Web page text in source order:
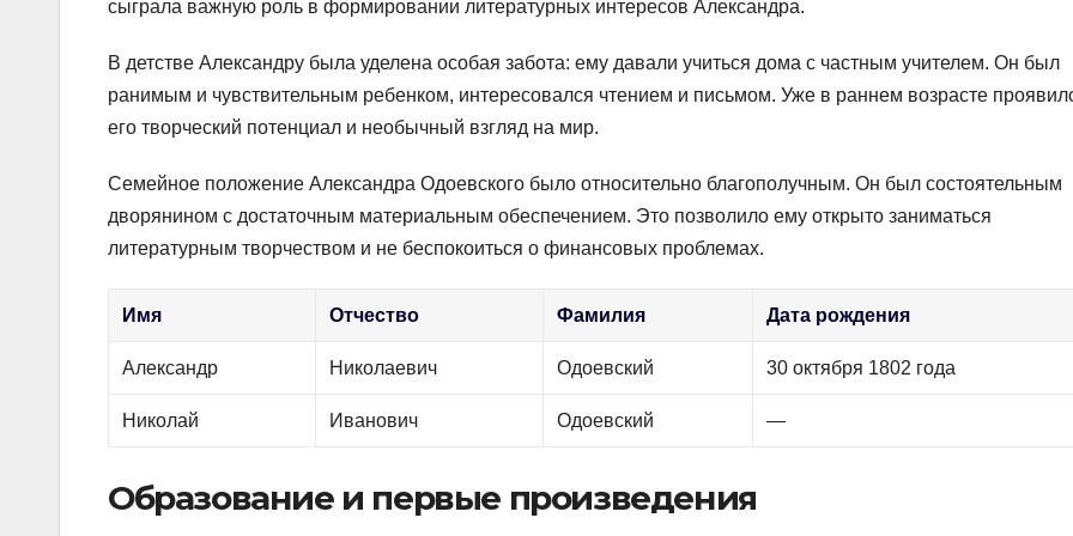
сыграла важную роль в формировании литературных интересов Александра.
В детстве Александру была уделена особая забота: ему давали учиться дома с частным учителем. Он был
ранимым и чувствительным ребенком, интересовался чтением и письмом. Уже в раннем возрасте
его творческий потенциал и необычный взгляд на мир.
Семейное положение Александра Одоевского было относительно благополучным. Он был состоятельным
дворянином с достаточным материальным обеспечением. Это позволило ему открыто заниматься
литературным творчеством и не беспокоиться о финансовых проблемах.
Имя Отчество Фамилия Дата рождения
Александр Николаевич Одоевский 30 октября 1802 года
Николай Иванович Одоевский —
Образование и первые произведения